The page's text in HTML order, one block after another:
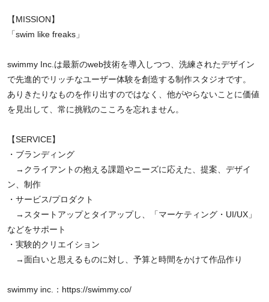
【MISSION】
「swim like freaks」
swimmy Inc.は最新のweb技術を導入しつつ、洗練されたデザイン
で先進的でリッチなユーザー体験を創造する制作スタジオです。
ありきたりなものを作り出すのではなく、他がやらないことに価値
を見出して、常に挑戦のこころを忘れません。
【SERVICE】
・ブランディング
→クライアントの抱える課題やニーズに応えた、提案、デザイ
ン、制作
・サービス/プロダクト
→スタートアップとタイアップし、「マーケティング・UI/UX」
などをサポート
・実験的クリエイション
→面白いと思えるものに対し、予算と時間をかけて作品作り
swimmy inc.： https://swimmy.co/